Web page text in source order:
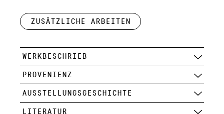
Zusätzliche Arbeiten
WERKBESCHRIEB
PROVENIENZ
AUSSTELLUNGSGESCHICHTE
LITERATUR